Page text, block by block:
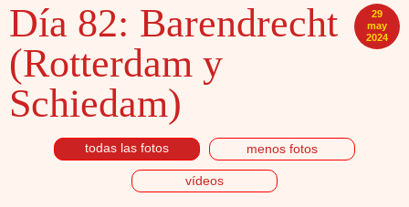
29
may
2024
Día 82: Barendrecht
(Rotterdam y
Schiedam)
todas las fotos menos fotos
vídeos